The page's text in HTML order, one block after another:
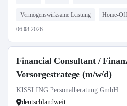
Vermögenswirksame Leistung Home-
06.08.2026
Financial Consultant /
Vorsorgestratege (m/w/d)
KISSLING Personalberatung GmbH
deutschlandweit